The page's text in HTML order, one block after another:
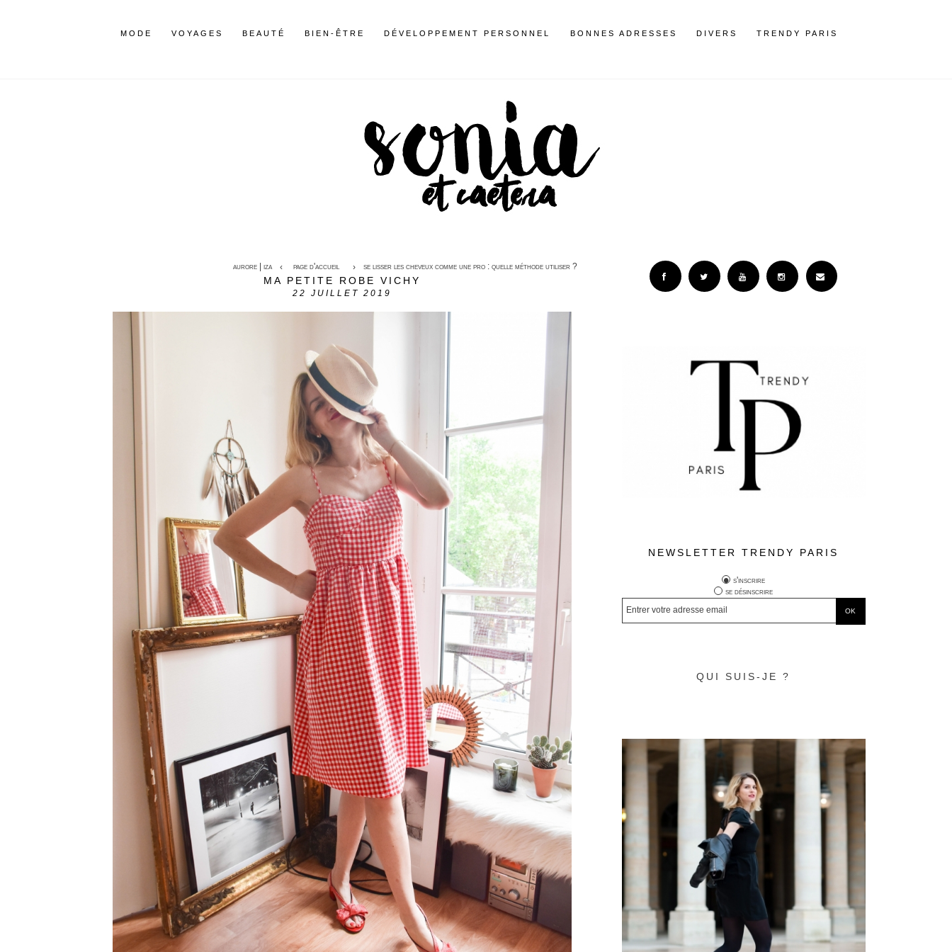
MODE VOYAGES BEAUTÉ BIEN-ÊTRE DÉVELOPPEMENT PERSONNEL BONNES ADRESSES DIVERS TRENDY PARIS
aurore | iza page d'accueil se lisser les cheveux comme une pro : quelle méthode utiliser ?
MA PETITE ROBE VICHY
22 JUILLET 2019
NEWSLETTER TRENDY PARIS
s'inscrire
se désinscrire
QUI SUIS-JE ?